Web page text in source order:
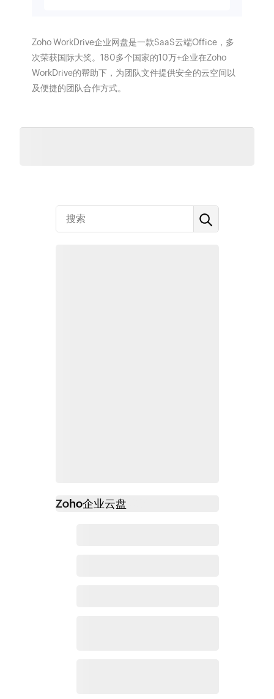
Zoho WorkDrive企业网盘是一款SaaS云端Office，多
次荣获国际大奖。180多个国家的10万+企业在Zoho
WorkDrive的帮助下，为团队文件提供安全的云空间以
及便捷的团队合作方式。
Zoho企业云盘